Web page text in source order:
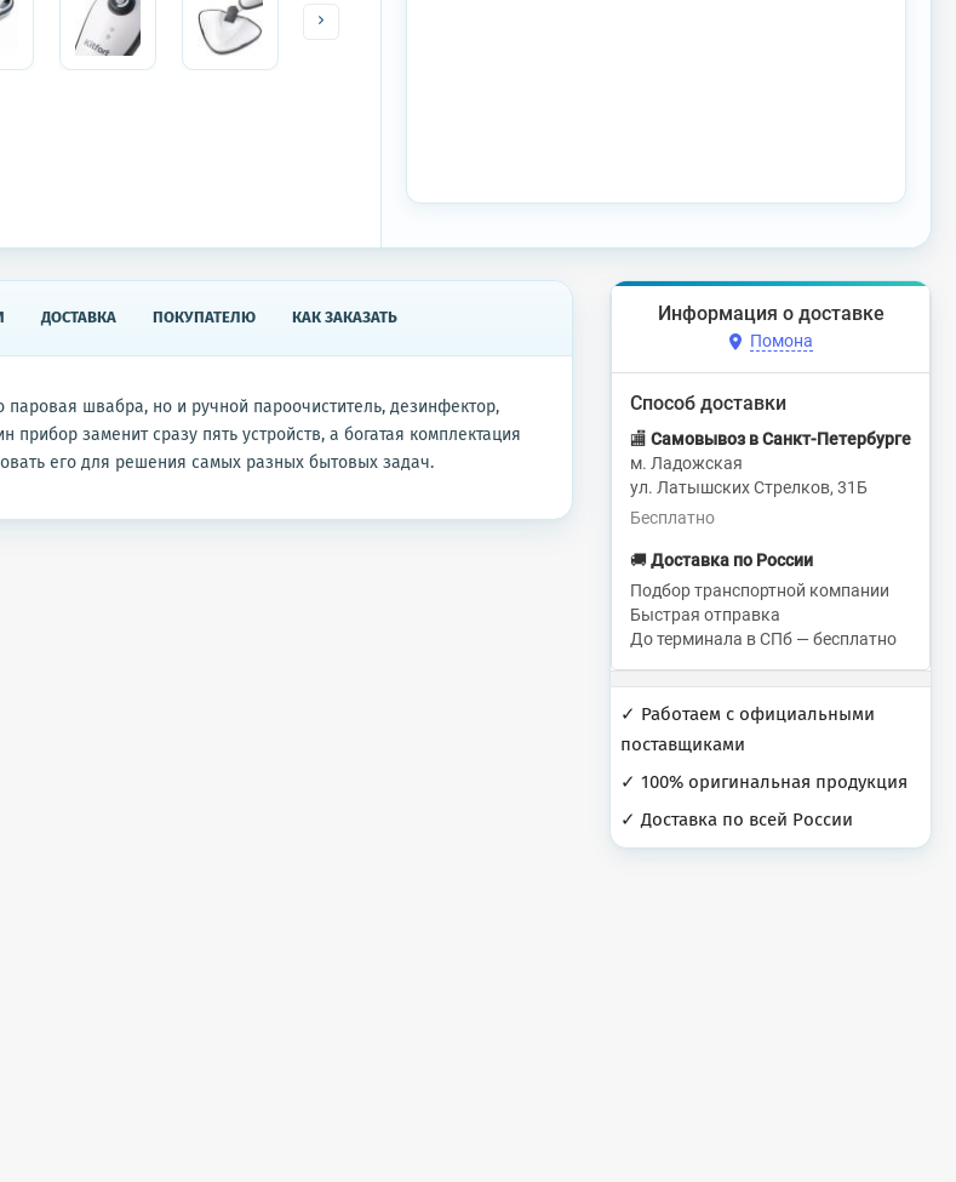
ДОСТАВКА ПОКУПАТЕЛЮ КАК ЗАКАЗАТЬ
паровая швабра, но и ручной пароочиститель, дезинфектор,
заменит сразу пять устройств, а богатая комплектация
его для решения самых разных бытовых задач.
Информация о доставке
Помона
Способ доставки
🏬 Самовывоз в Санкт-Петербурге
м. Ладожская
ул. Латышских Стрелков, 31Б
Бесплатно
🚚 Доставка по России
Подбор транспортной компании
Быстрая отправка
До терминала в СПб — бесплатно
✓ Работаем с официальными
поставщиками
✓ 100% оригинальная продукция
✓ Доставка по всей России